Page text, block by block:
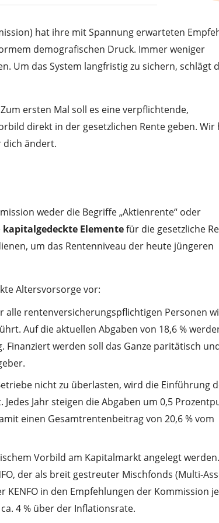
hat ihre mit Spannung erwarteten
demografischen Druck. Immer weniger
Um das System langfristig zu sichern, schlägt
ersten Mal soll es eine verpflichtende,
direkt in der gesetzlichen Rente geben. Wir
dich ändert.
weder die Begriffe „Aktienrente“ oder
kapitalgedeckte Elementefür die gesetzliche
um das Rentenniveau der heute jüngeren
Altersvorsorge vor:
alle rentenversicherungspflichtigen Personen
Auf die aktuellen Abgaben von 18,6 %
Finanziert werden soll das Ganze paritätisch
nicht zu überlasten, wird die Einführung
Jahr steigen die Abgaben um 0,5
einen Gesamtrentenbeitrag von 20,6 % vom
Vorbild am Kapitalmarkt angelegt
der als breit gestreuter Mischfonds (Multi-
in den Empfehlungen der Kommission
4 % über der Inflationsrate.